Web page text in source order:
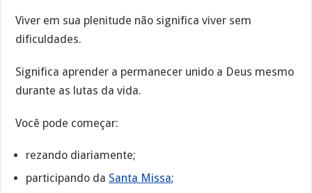
Viver em sua plenitude não significa viver sem
dificuldades.
Significa aprender a permanecer unido a Deus mesmo
durante as lutas da vida.
Você pode começar:
rezando diariamente;
participando da Santa Missa;